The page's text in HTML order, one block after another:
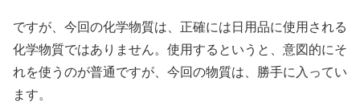
ですが、今回の化学物質は、正確には日用品に使用される
化学物質ではありません。使用するというと、意図的にそ
れを使うのが普通ですが、今回の物質は、勝手に入ってい
ます。